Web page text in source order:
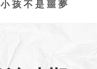
小孩不是噩夢